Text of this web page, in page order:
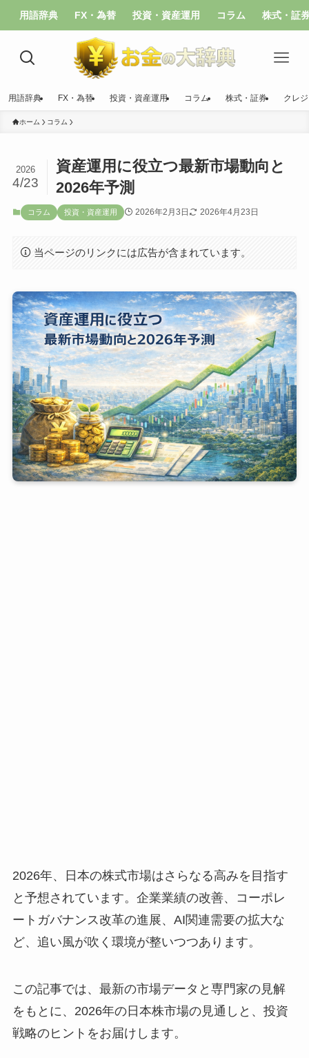
用語辞典 FX・為替 投資・資産運用 コラム 株式・証
用語辞典 FX・為替 投資・資産運用 コラム 株式・証券 クレ
ホーム コラム
資産運用に役立つ最新市場動向と
2026年予測
2026
4/23
コラム 投資・資産運用 2026年2月3日 2026年4月23日
当ページのリンクには広告が含まれています。
2026年、日本の株式市場はさらなる高みを目指す
と予想されています。企業業績の改善、コーポレ
ートガバナンス改革の進展、AI関連需要の拡大な
ど、追い風が吹く環境が整いつつあります。
この記事では、最新の市場データと専門家の見解
をもとに、2026年の日本株市場の見通しと、投資
戦略のヒントをお届けします。